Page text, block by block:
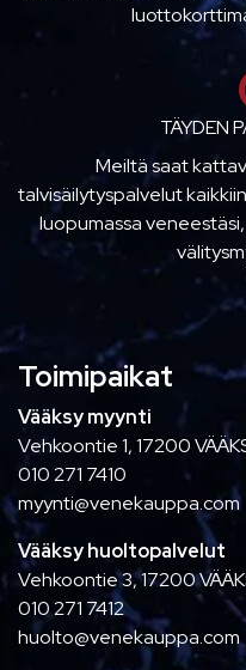
TÄYDEN
Meiltä saat
talvisäilytyspalvelut
luopumassa
Toimipaikat
Vääksy myynti
Vehkoontie 1, 17200
010 271 7410
myynti@venekauppa.com
Vääksy huoltopalvelut
Vehkoontie 3, 17200
010 271 7412
huolto@venekauppa.com